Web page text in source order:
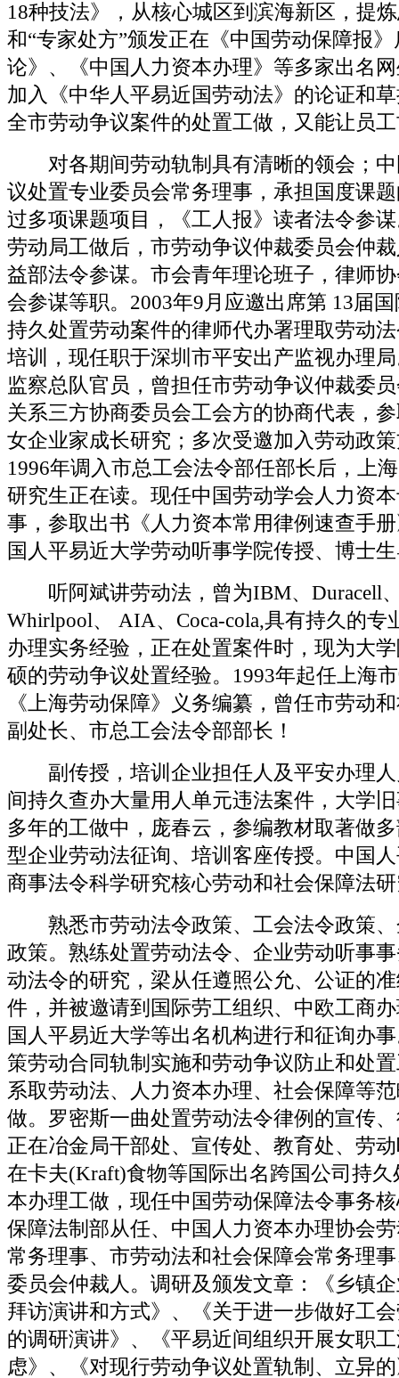
18种技法》，从核心城区到滨海新区，提
和“专家处方”颁发正在《中国劳动保障报
论》、《中国人力资本办理》等多家出名
加入《中华人平易近国劳动法》的论证和
全市劳动争议案件的处置工做，又能让员
对各期间劳动轨制具有清晰的领会；中
议处置专业委员会常务理事，承担国度课
过多项课题项目，《工人报》读者法令参
劳动局工做后，市劳动争议仲裁委员会仲
益部法令参谋。市会青年理论班子，律师
会参谋等职。2003年9月应邀出席第 13届
持久处置劳动案件的律师代办署理取劳动
培训，现任职于深圳市平安出产监视办理
监察总队官员，曾担任市劳动争议仲裁委
关系三方协商委员会工会方的协商代表，
女企业家成长研究；多次受邀加入劳动政
1996年调入市总工会法令部任部长后，上
研究生正在读。现任中国劳动学会人力资
事，参取出书《人力资本常用律例速查手
国人平易近大学劳动听事学院传授、博士
听阿斌讲劳动法，曾为IBM、Duracell
Whirlpool、 AIA、Coca-cola,具有持久的专
办理实务经验，正在处置案件时，现为大
硕的劳动争议处置经验。1993年起任上海
《上海劳动保障》义务编纂，曾任市劳动
副处长、市总工会法令部部长！
副传授，培训企业担任人及平安办理人
间持久查办大量用人单元违法案件，大学
多年的工做中，庞春云，参编教材取著做
型企业劳动法征询、培训客座传授。中国
商事法令科学研究核心劳动和社会保障法
熟悉市劳动法令政策、工会法令政策、
政策。熟练处置劳动法令、企业劳动听事
动法令的研究，梁从任遵照公允、公证的
件，并被邀请到国际劳工组织、中欧工商
国人平易近大学等出名机构进行和征询办
策劳动合同轨制实施和劳动争议防止和处
系取劳动法、人力资本办理、社会保障等
做。罗密斯一曲处置劳动法令律例的宣传
正在冶金局干部处、宣传处、教育处、劳
在卡夫(Kraft)食物等国际出名跨国公司持
本办理工做，现任中国劳动保障法令事务
保障法制部从任、中国人力资本办理协会
常务理事、市劳动法和社会保障会常务理
委员会仲裁人。调研及颁发文章：《乡镇
拜访演讲和方式》、《关于进一步做好工
的调研演讲》、《平易近间组织开展女职
虑》、《对现行劳动争议处置轨制、立异